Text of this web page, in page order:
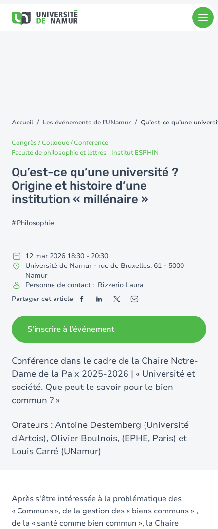
You
here
Accueil Les événements de l’UNamur Qu’est-ce qu’une
Congrès / Colloque / Conférence -
Faculté de philosophie et lettres
Institut ESPHIN
Qu’est-ce qu’une université ?
Origine et histoire d’une
institution « millénaire »
Philosophie
12 mar 2026 18:30 - 20:30
Université de Namur - rue de Bruxelles, 61 - 5000
Namur
Personne de contact : Rizzerio Laura
Partager cet article
S'inscrire à l'événement
Conférence dans le cadre de la Chaire Notre-
Dame de la Paix 2025-2026 | « Université et
société. Que peut le savoir pour le bien
commun ? »
Orateurs : Antoine Destemberg (Université
d’Artois), Olivier Boulnois, (EPHE, Paris) et
Louis Carré (UNamur)
Après s'être intéressée à la problématique des
« Communs », de la gestion des « biens communs » ,
de la « santé comme bien commun », la Chaire